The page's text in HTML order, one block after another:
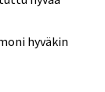
hyväkin